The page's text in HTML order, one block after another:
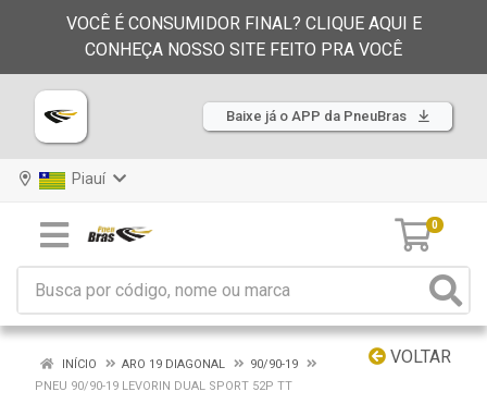
VOCÊ É CONSUMIDOR FINAL? CLIQUE AQUI E
CONHEÇA NOSSO SITE FEITO PRA VOCÊ
Baixe já o APP da PneuBras
Piauí
0
VOLTAR
INÍCIO ARO 19 DIAGONAL
90/90-19
PNEU 90/90-19 LEVORIN DUAL SPORT 52P TT